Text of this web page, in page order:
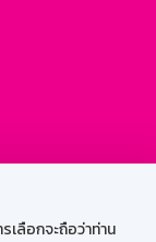
เลือกจะถือว่าท่าน